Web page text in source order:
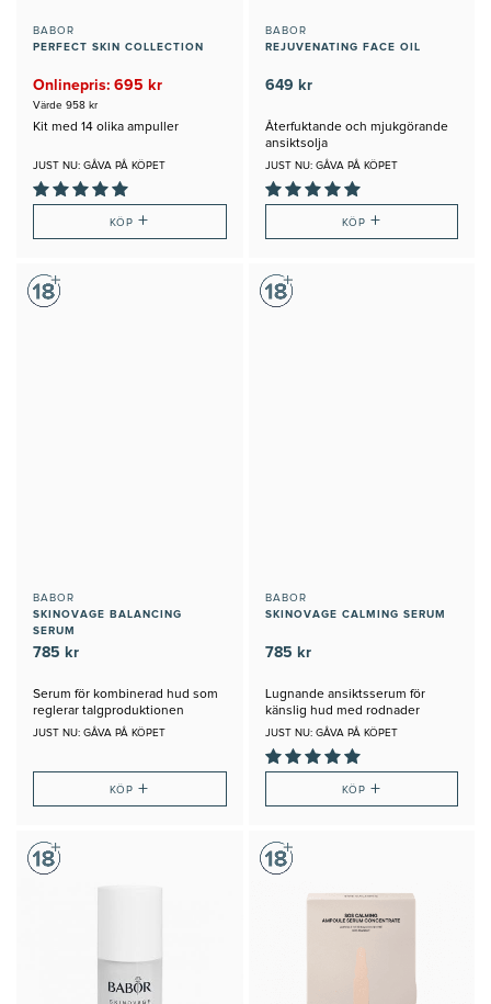
BABOR
PERFECT SKIN COLLECTION
Onlinepris: 695 kr
Värde 958 kr
Kit med 14 olika ampuller
JUST NU: GÅVA PÅ KÖPET
KÖP+
BABOR
REJUVENATING FACE OIL
649 kr
Återfuktande och mjukgörande
ansiktsolja
JUST NU: GÅVA PÅ KÖPET
KÖP +
BABOR
SKINOVAGE BALANCING
SERUM
785 kr
Serum för kombinerad hud som
reglerar talgproduktionen
JUST NU: GÅVA PÅ KÖPET
KÖP+
BABOR
SKINOVAGE CALMING SERUM
785 kr
Lugnande ansiktsserum för
känslig hud med rodnader
JUST NU: GÅVA PÅ KÖPET
KÖP +